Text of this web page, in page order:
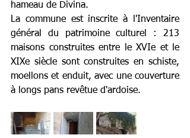
hameau de Divina.
La commune est inscrite à l'Inventaire
général du patrimoine culturel
: 213
maisons construites entre le XVIe et le
XIXe siècle sont construites en schiste,
moellons et enduit, avec une couverture
à longs pans revêtue d'ardoise.